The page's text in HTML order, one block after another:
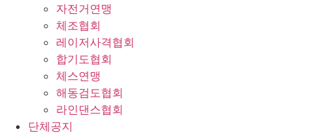
자전거연맹
체조협회
레이저사격협회
합기도협회
체스연맹
해동검도협회
라인댄스협회
단체공지